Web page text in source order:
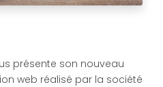
présente son nouveau
web réalisé par la société